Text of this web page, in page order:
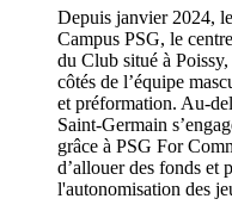
Depuis janvier 2024,
Campus PSG, le
du Club situé à
côtés de l’équipe
et préformation. Au-
Saint-Germain
grâce à PSG For
d’allouer des fonds et
l'autonomisation des